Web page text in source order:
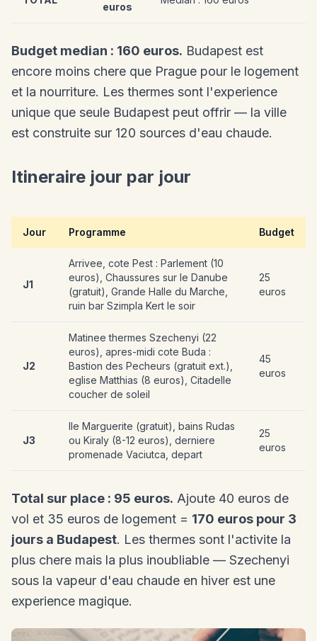
euros
Budget median : 160 euros. Budapest est
encore moins chere que Prague pour le logement
et la nourriture. Les thermes sont l'experience
unique que seule Budapest peut offrir — la ville
est construite sur 120 sources d'eau chaude.
Itineraire jour par jour
Jour Programme Budget
J1
Arrivee, cote Pest : Parlement (10
euros), Chaussures sur le Danube
(gratuit), Grande Halle du Marche,
ruin bar Szimpla Kert le soir
25
euros
J2
Matinee thermes Szechenyi (22
euros), apres-midi cote Buda :
Bastion des Pecheurs (gratuit ext.),
eglise Matthias (8 euros), Citadelle
coucher de soleil
45
euros
J3
Ile Marguerite (gratuit), bains Rudas
ou Kiraly (8-12 euros), derniere
promenade Vaciutca, depart
25
euros
Total sur place : 95 euros. Ajoute 40 euros de
vol et 35 euros de logement = 170 euros pour 3
jours a Budapest. Les thermes sont l'activite la
plus chere mais la plus inoubliable — Szechenyi
sous la vapeur d'eau chaude en hiver est une
experience magique.